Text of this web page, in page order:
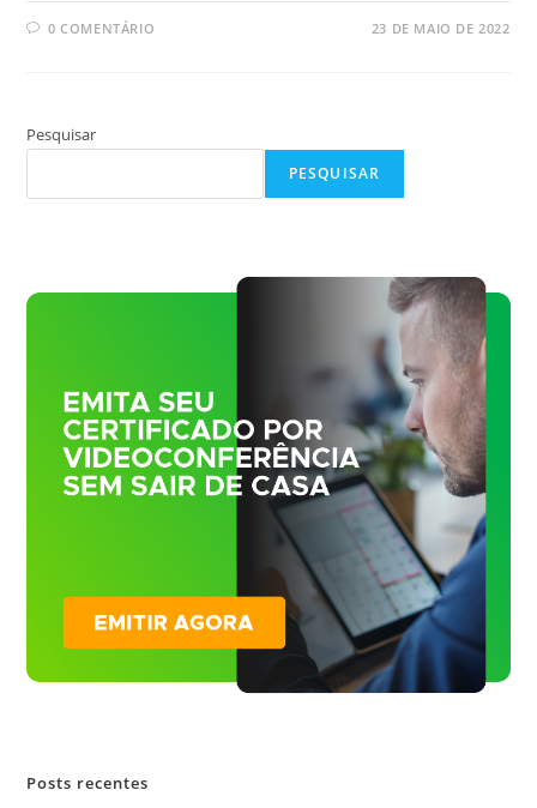
0 COMENTÁRIO 23 DE MAIO DE 2022
Pesquisar
PESQUISAR
Posts recentes